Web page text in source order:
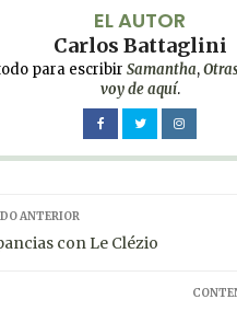
EL AUTOR
Carlos Battaglini
para escribir Samantha,
voy de aquí.
ANTERIOR
con Le Clézio